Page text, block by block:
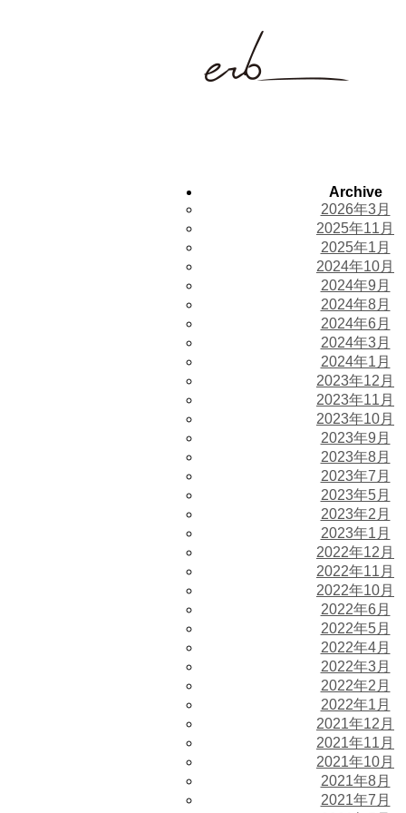
Archive
2026年3月
2025年11月
2025年1月
2024年10月
2024年9月
2024年8月
2024年6月
2024年3月
2024年1月
2023年12月
2023年11月
2023年10月
2023年9月
2023年8月
2023年7月
2023年5月
2023年2月
2023年1月
2022年12月
2022年11月
2022年10月
2022年6月
2022年5月
2022年4月
2022年3月
2022年2月
2022年1月
2021年12月
2021年11月
2021年10月
2021年8月
2021年7月